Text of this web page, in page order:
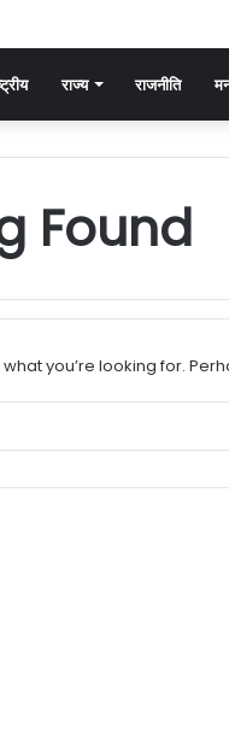
राज्य राजनीति
Found
you’re looking for.